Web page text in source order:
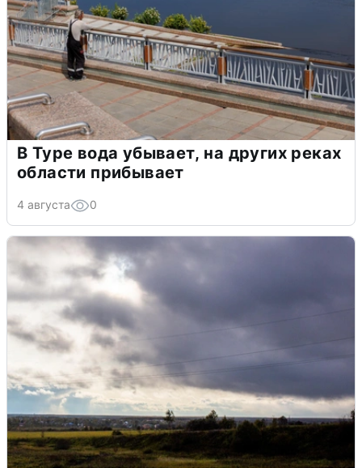
В Туре вода убывает, на других реках
области прибывает
4 августа 0